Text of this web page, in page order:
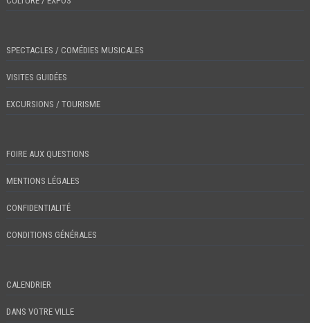
SPECTACLES / COMÉDIES MUSICALES
VISITES GUIDÉES
EXCURSIONS / TOURISME
FOIRE AUX QUESTIONS
MENTIONS LÉGALES
CONFIDENTIALITÉ
CONDITIONS GÉNÉRALES
CALENDRIER
DANS VOTRE VILLE